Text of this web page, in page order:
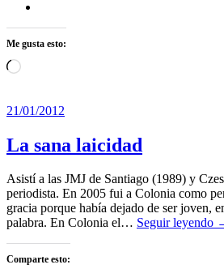
Me gusta esto:
Cargando...
21/01/2012
La sana laicidad
Asistí a las JMJ de Santiago (1989) y
periodista. En 2005 fui a Colonia como
gracia porque había dejado de ser joven,
palabra. En Colonia el… Seguir leyendo
Comparte esto: